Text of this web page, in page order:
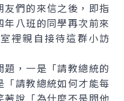
們的來信之後，即指
八班的同學再次前來
裡親自接待這群小訪
，一是「請教總統的
請教總統如何才能每
說「為什麼不是問他